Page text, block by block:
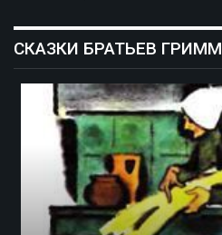
СКАЗКИ БРАТЬЕВ ГРИММ